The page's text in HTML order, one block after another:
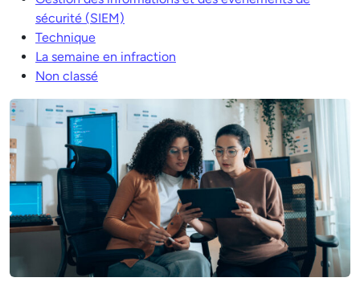
sécurité (SIEM)
Technique
La semaine en infraction
Non classé